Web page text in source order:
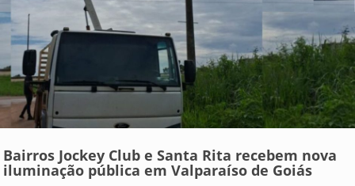
Bairros Jockey Club e Santa Rita recebem nova
iluminação pública em Valparaíso de Goiás